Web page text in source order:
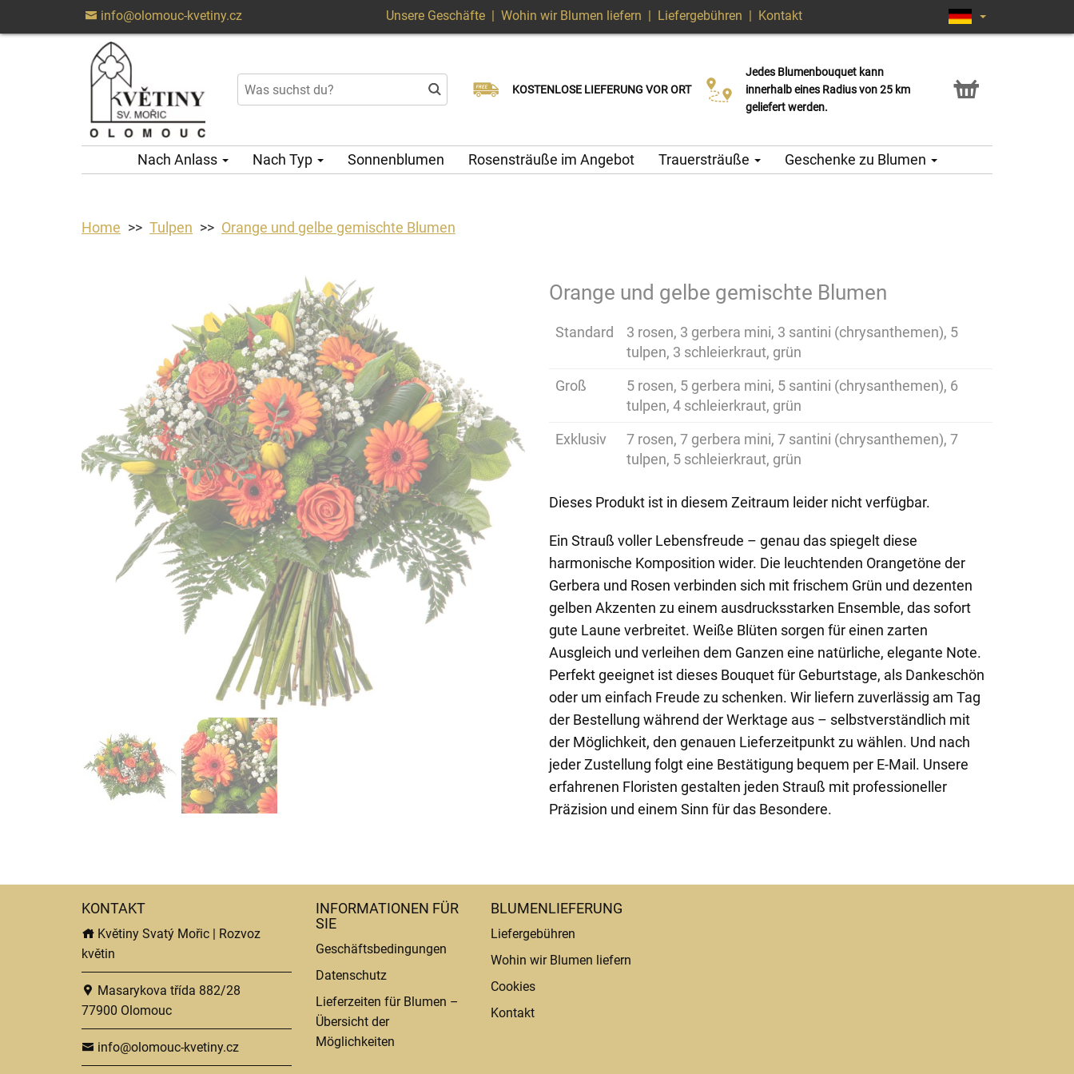
info@olomouc-kvetiny.cz Unsere Geschäfte | Wohin wir Blumen liefern | Liefergebühren | Kontakt
KOSTENLOSE LIEFERUNG VOR ORT
Lieferung am selben Tag möglich
Wählen Sie Ihr Lieferdatum
Jedes Blumenbouquet kann
innerhalb eines Radius von 25 km
geliefert werden.
Click & Collect Service
Nach Anlass Nach Typ Sonnenblumen Rosensträuße im Angebot Trauersträuße Geschenke zu Blumen
Home Tulpen Orange und gelbe gemischte Blumen
Orange und gelbe gemischte Blumen
Standard
3 rosen, 3 gerbera mini, 3 santini (chrysanthemen), 5
tulpen, 3 schleierkraut, grün
Groß
5 rosen, 5 gerbera mini, 5 santini (chrysanthemen), 6
tulpen, 4 schleierkraut, grün
Exklusiv
7 rosen, 7 gerbera mini, 7 santini (chrysanthemen), 7
tulpen, 5 schleierkraut, grün
Dieses Produkt ist in diesem Zeitraum leider nicht verfügbar.
Ein Strauß voller Lebensfreude – genau das spiegelt diese
harmonische Komposition wider. Die leuchtenden Orangetöne der
Gerbera und Rosen verbinden sich mit frischem Grün und dezenten
gelben Akzenten zu einem ausdrucksstarken Ensemble, das sofort
gute Laune verbreitet. Weiße Blüten sorgen für einen zarten
Ausgleich und verleihen dem Ganzen eine natürliche, elegante Note.
Perfekt geeignet ist dieses Bouquet für Geburtstage, als Dankeschön
oder um einfach Freude zu schenken. Wir liefern zuverlässig am Tag
der Bestellung während der Werktage aus – selbstverständlich mit
der Möglichkeit, den genauen Lieferzeitpunkt zu wählen. Und nach
jeder Zustellung folgt eine Bestätigung bequem per E-Mail. Unsere
erfahrenen Floristen gestalten jeden Strauß mit professioneller
Präzision und einem Sinn für das Besondere.
KONTAKT
Květiny Svatý Mořic | Rozvoz
květin
Masarykova třída 882/28
77900 Olomouc
info@olomouc-kvetiny.cz
INFORMATIONEN FÜR
SIE
Geschäftsbedingungen
Datenschutz
Lieferzeiten für Blumen –
Übersicht der
Möglichkeiten
BLUMENLIEFERUNG
Liefergebühren
Wohin wir Blumen liefern
Cookies
Kontakt